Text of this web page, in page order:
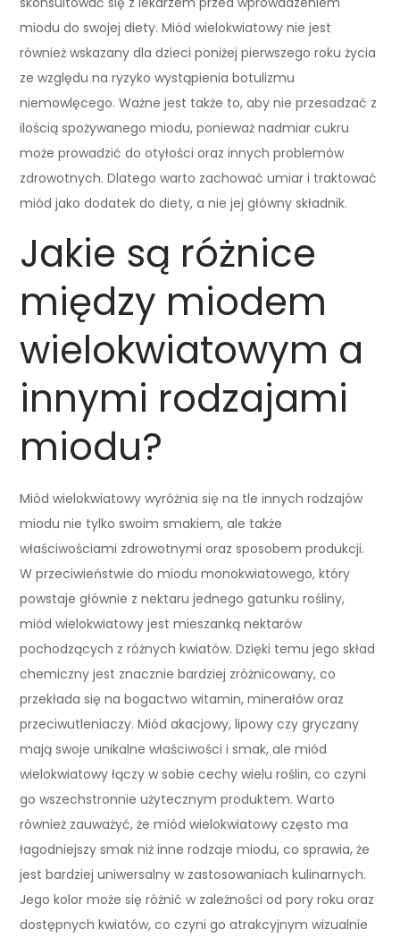
miodu do swojej diety. Miód wielokwiatowy nie jest
również wskazany dla dzieci poniżej pierwszego roku życia
ze względu na ryzyko wystąpienia botulizmu
niemowlęcego. Ważne jest także to, aby nie przesadzać z
ilością spożywanego miodu, ponieważ nadmiar cukru
może prowadzić do otyłości oraz innych problemów
zdrowotnych. Dlatego warto zachować umiar i traktować
miód jako dodatek do diety, a nie jej główny składnik.
Jakie są różnice
między miodem
wielokwiatowym a
innymi rodzajami
miodu?
Miód wielokwiatowy wyróżnia się na tle innych rodzajów
miodu nie tylko swoim smakiem, ale także
właściwościami zdrowotnymi oraz sposobem produkcji.
W przeciwieństwie do miodu monokwiatowego, który
powstaje głównie z nektaru jednego gatunku rośliny,
miód wielokwiatowy jest mieszanką nektarów
pochodzących z różnych kwiatów. Dzięki temu jego skład
chemiczny jest znacznie bardziej zróżnicowany, co
przekłada się na bogactwo witamin, minerałów oraz
przeciwutleniaczy. Miód akacjowy, lipowy czy gryczany
mają swoje unikalne właściwości i smak, ale miód
wielokwiatowy łączy w sobie cechy wielu roślin, co czyni
go wszechstronnie użytecznym produktem. Warto
również zauważyć, że miód wielokwiatowy często ma
łagodniejszy smak niż inne rodzaje miodu, co sprawia, że
jest bardziej uniwersalny w zastosowaniach kulinarnych.
Jego kolor może się różnić w zależności od pory roku oraz
dostępnych kwiatów, co czyni go atrakcyjnym wizualnie